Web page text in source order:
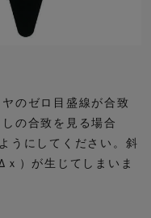
のゼロ目盛線が合致
の合致を見る場合
うにしてください。斜
）が生じてしまいま